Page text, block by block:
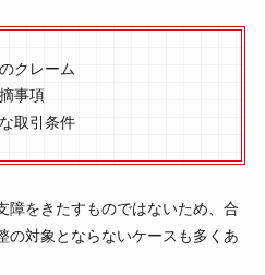
クレーム
事項
取引条件
障をきたすものではないため、合
の対象とならないケースも多くあ